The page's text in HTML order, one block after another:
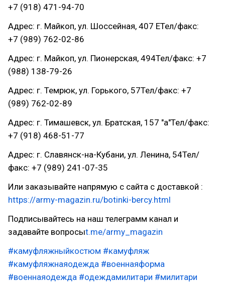
+7 (918) 471-94-70
Адрес: г. Майкоп, ул. Шоссейная, 407 ЕТел/факс:
+7 (989) 762-02-86
Адрес: г. Майкоп, ул. Пионерская, 494Тел/факс: +7
(988) 138-79-26
Адрес: г. Темрюк, ул. Горького, 57Тел/факс: +7
(989) 762-02-89
Адрес: г. Тимашевск, ул. Братская, 157 "а"Тел/факс:
+7 (918) 468-51-77
Адрес: г. Славянск-на-Кубани, ул. Ленина, 54Тел/
факс: +7 (989) 241-07-35
Или заказывайте напрямую с сайта с доставкой :
https://army-magazin.ru/botinki-bercy.html
Подписывайтесь на наш телеграмм канал и
задавайте вопросыt.me/army_magazin
#камуфляжныйкостюм #камуфляж
#камуфляжнаяодежда #военнаяформа
#военнаяодежда #одеждамилитари #милитари